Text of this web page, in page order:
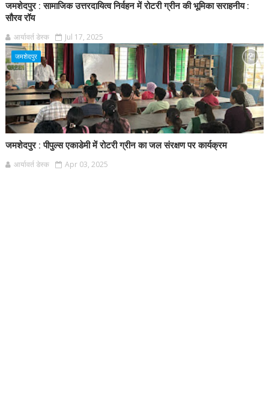
जमशेदपुर : सामाजिक उत्तरदायित्व निर्वहन में रोटरी ग्रीन की भूमिका सराहनीय :
सौरव रॉय
आर्यावर्त डेस्क Jul 17, 2025
जमशेदपुर
जमशेदपुर : पीपुल्स एकाडेमी में रोटरी ग्रीन का जल संरक्षण पर कार्यक्रम
आर्यावर्त डेस्क Apr 03, 2025